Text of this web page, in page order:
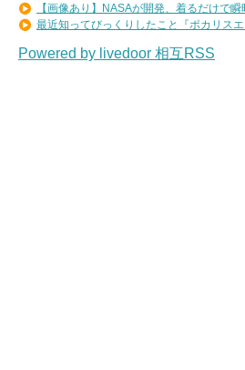
【画像あり】NASAが開発、着るだけで瞬
最近知ってびっくりしたこと『ポカリス
Powered by livedoor 相互RSS